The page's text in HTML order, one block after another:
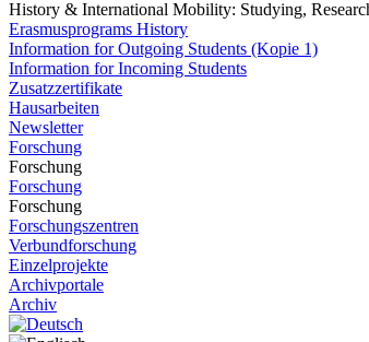
History & International Mobility: Studying,
Erasmusprograms History
Information for Outgoing Students (Kopie 1)
Information for Incoming Students
Zusatzzertifikate
Hausarbeiten
Newsletter
Forschung
Forschung
Forschung
Forschung
Forschungszentren
Verbundforschung
Einzelprojekte
Archivportale
Archiv